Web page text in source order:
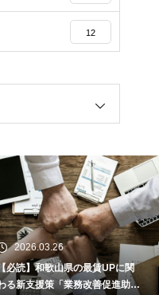
12
2026.03.26
必読】和歌山県の最賃UPに関
る新支援策「業務改善促進助成